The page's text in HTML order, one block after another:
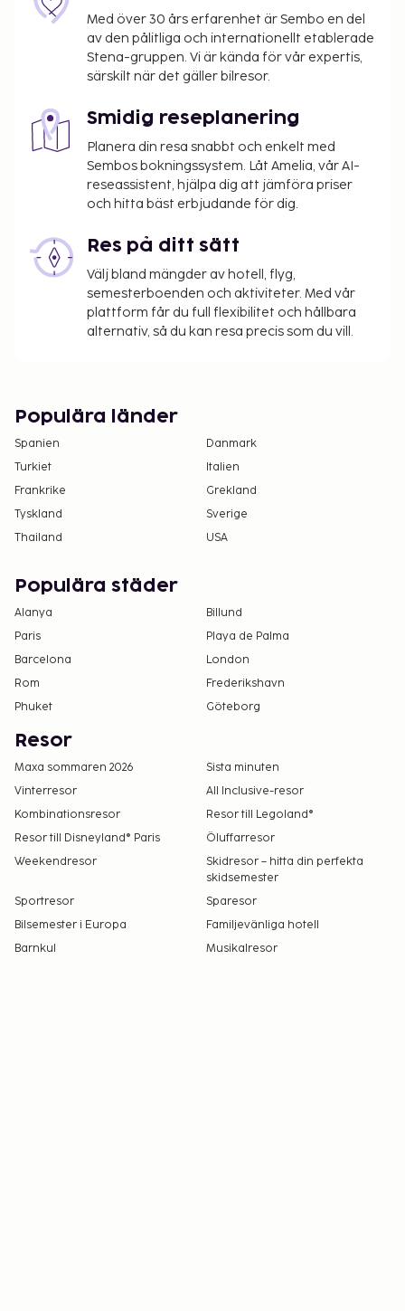
Med över 30 års erfarenhet är Sembo en del
av den pålitliga och internationellt etablerade
Stena-gruppen. Vi är kända för vår expertis,
särskilt när det gäller bilresor.
Smidig reseplanering
Planera din resa snabbt och enkelt med
Sembos bokningssystem. Låt Amelia, vår AI-
reseassistent, hjälpa dig att jämföra priser
och hitta bäst erbjudande för dig.
Res på ditt sätt
Välj bland mängder av hotell, flyg,
semesterboenden och aktiviteter. Med vår
plattform får du full flexibilitet och hållbara
alternativ, så du kan resa precis som du vill.
Populära länder
Spanien
Danmark
Turkiet
Italien
Frankrike
Grekland
Tyskland
Sverige
Thailand
USA
Populära städer
Alanya
Billund
Paris
Playa de Palma
Barcelona
London
Rom
Frederikshavn
Phuket
Göteborg
Resor
Maxa sommaren 2026
Sista minuten
Vinterresor
All Inclusive-resor
Kombinationsresor
Resor till Legoland®
Resor till Disneyland® Paris
Öluffarresor
Weekendresor
Skidresor – hitta din perfekta
skidsemester
Sportresor
Sparesor
Bilsemester i Europa
Familjevänliga hotell
Barnkul
Musikalresor